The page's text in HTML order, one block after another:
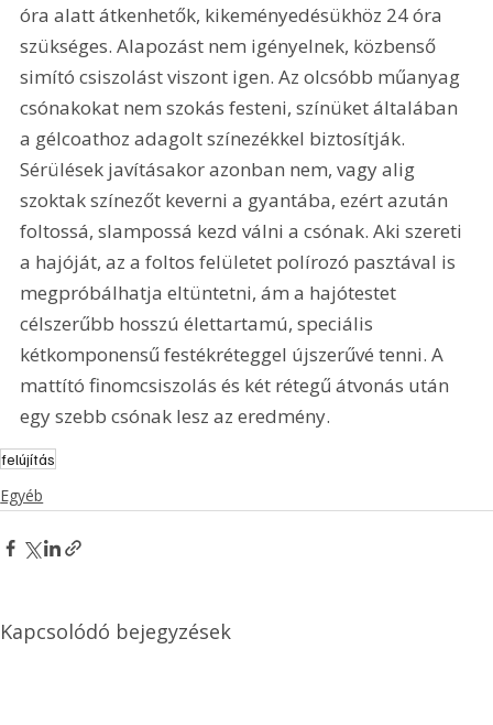
óra alatt átkenhetők, kikeményedésükhöz 24 óra
szükséges. Alapozást nem igényelnek, közbenső
simító csiszolást viszont igen. Az olcsóbb műanyag
csónakokat nem szokás festeni, színüket általában
a gélcoathoz adagolt színezékkel biztosítják.
Sérülések javításakor azonban nem, vagy alig
szoktak színezőt keverni a gyantába, ezért azután
foltossá, slampossá kezd válni a csónak. Aki szereti
a hajóját, az a foltos felületet polírozó pasztával is
megpróbálhatja eltüntetni, ám a hajótestet
célszerűbb hosszú élettartamú, speciális
kétkomponensű festékréteggel újszerűvé tenni. A
mattító finomcsiszolás és két rétegű átvonás után
egy szebb csónak lesz az eredmény.
felújítás
Egyéb
Kapcsolódó bejegyzések